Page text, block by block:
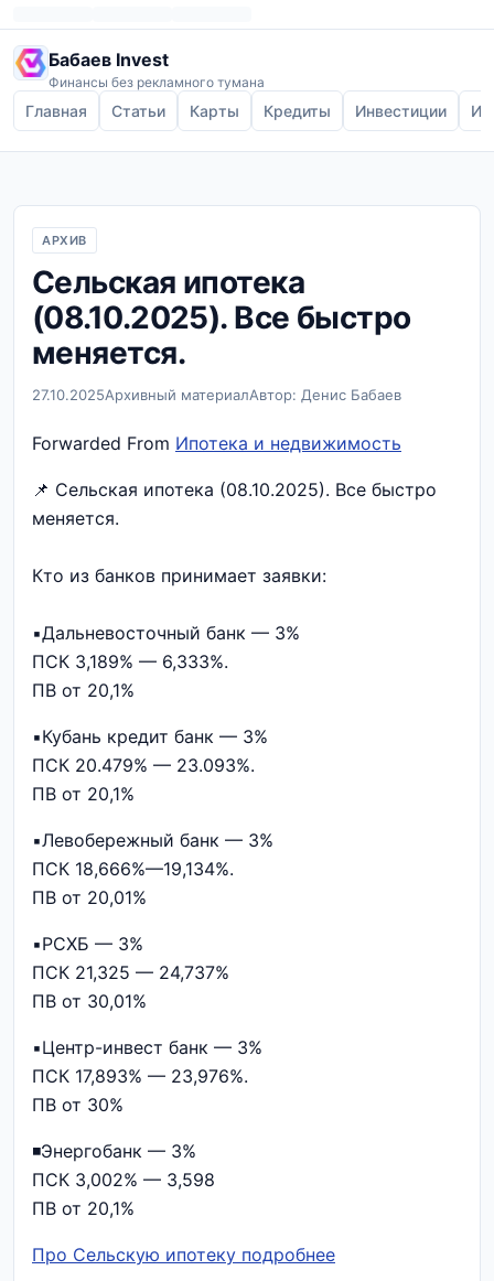
Бабаев Invest
Финансы без рекламного тумана
Главная Статьи Карты Кредиты Инвестиции
АРХИВ
Сельская ипотека
(08.10.2025). Все быстро
меняется.
27.10.2025Архивный материалАвтор: Денис Бабаев
Forwarded From Ипотека и недвижимость
📌 Сельская ипотека (08.10.2025). Все быстро
меняется.
Кто из банков принимает заявки:
▪️Дальневосточный банк — 3%
ПСК 3,189% — 6,333%.
ПВ от 20,1%
▪️Кубань кредит банк — 3%
ПСК 20.479% — 23.093%.
ПВ от 20,1%
▪️Левобережный банк — 3%
ПСК 18,666%—19,134%.
ПВ от 20,01%
▪️РСХБ — 3%
ПСК 21,325 — 24,737%
ПВ от 30,01%
▪️Центр-инвест банк — 3%
ПСК 17,893% — 23,976%.
ПВ от 30%
◾️Энергобанк — 3%
ПСК 3,002% — 3,598
ПВ от 20,1%
Про Сельскую ипотеку подробнее